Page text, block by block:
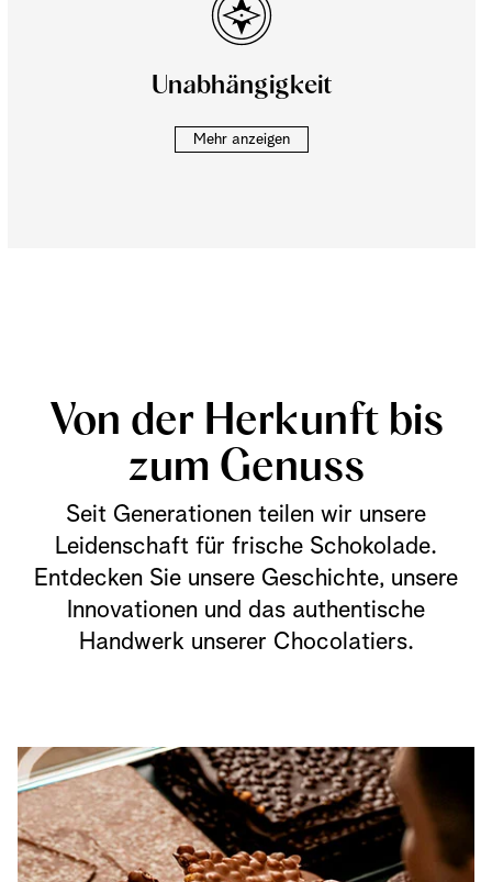
Unabhängigkeit
Mehr anzeigen
Von der Herkunft bis
zum Genuss
Seit Generationen teilen wir unsere
Leidenschaft für frische Schokolade.
Entdecken Sie unsere Geschichte, unsere
Innovationen und das authentische
Handwerk unserer Chocolatiers.